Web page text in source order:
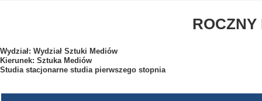
Wydział: Wydział Sztuki Mediów
Kierunek: Sztuka Mediów
Studia stacjonarne studia pierwszego stopnia